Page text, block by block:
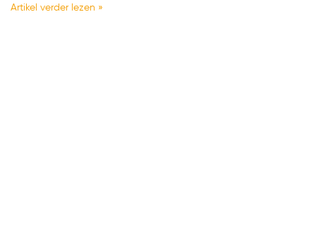
Artikel verder lezen »